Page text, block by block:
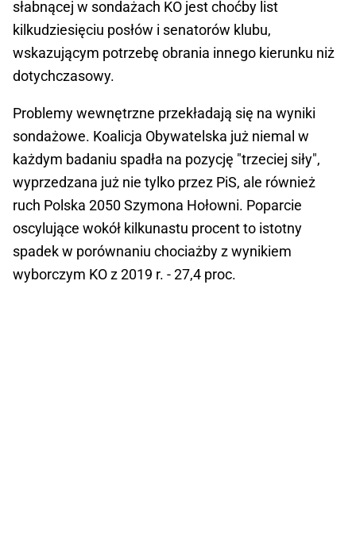
słabnącej w sondażach KO jest choćby list
kilkudziesięciu posłów i senatorów klubu,
wskazującym potrzebę obrania innego kierunku niż
dotychczasowy.
Problemy wewnętrzne przekładają się na wyniki
sondażowe. Koalicja Obywatelska już niemal w
każdym badaniu spadła na pozycję "trzeciej siły",
wyprzedzana już nie tylko przez PiS, ale również
ruch Polska 2050 Szymona Hołowni. Poparcie
oscylujące wokół kilkunastu procent to istotny
spadek w porównaniu chociażby z wynikiem
wyborczym KO z 2019 r. - 27,4 proc.